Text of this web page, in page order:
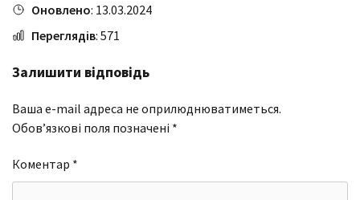
Оновлено: 13.03.2024
Переглядів: 571
Залишити відповідь
Ваша e-mail адреса не оприлюднюватиметься.
Обов’язкові поля позначені *
Коментар *